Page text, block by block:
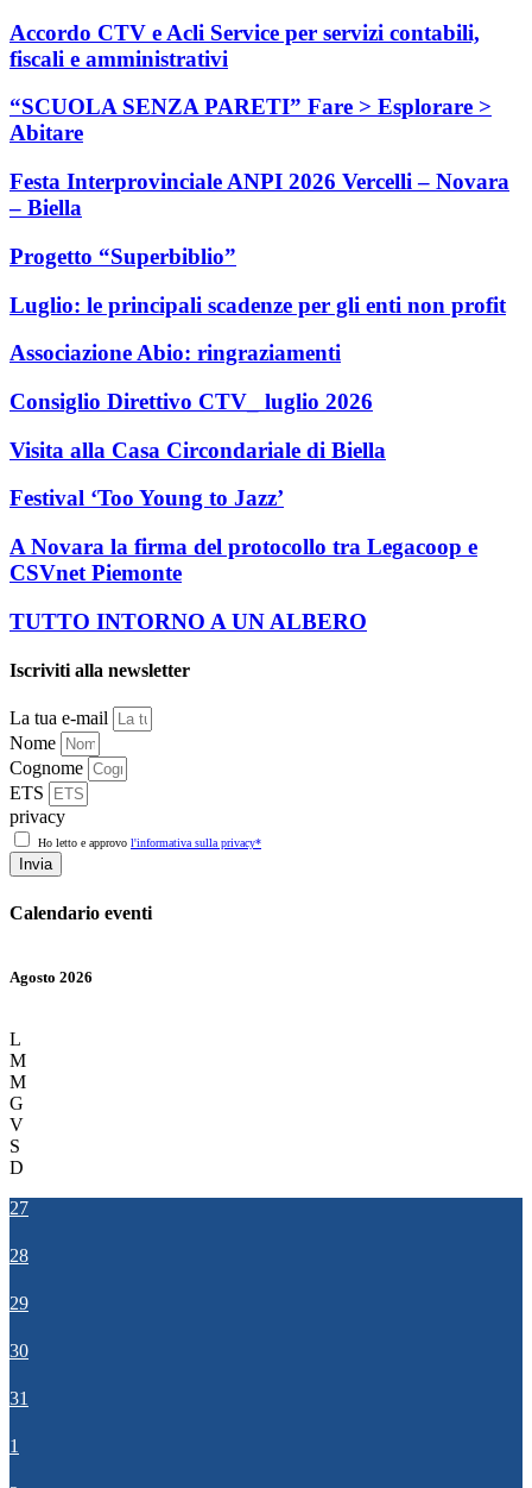
Accordo CTV e Acli Service per servizi contabili,
fiscali e amministrativi
“SCUOLA SENZA PARETI” Fare > Esplorare >
Abitare
Festa Interprovinciale ANPI 2026 Vercelli – Novara
– Biella
Progetto “Superbiblio”
Luglio: le principali scadenze per gli enti non profit
Associazione Abio: ringraziamenti
Consiglio Direttivo CTV_ luglio 2026
Visita alla Casa Circondariale di Biella
Festival ‘Too Young to Jazz’
A Novara la firma del protocollo tra Legacoop e
CSVnet Piemonte
TUTTO INTORNO A UN ALBERO
Iscriviti alla newsletter
La tua e-mail
Nome
Cognome
ETS
privacy
Ho letto e approvo l'informativa sulla privacy*
Invia
Calendario eventi
Agosto 2026
L
M
M
G
V
S
D
27
28
29
30
31
1